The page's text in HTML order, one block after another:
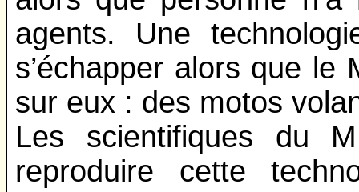
agents. Une
s’échapper alors que le
sur eux : des motos
Les scientifiques du
reproduire cette